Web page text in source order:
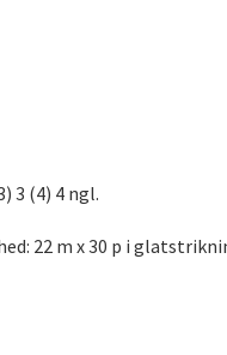
3 (4) 4 ngl.
22 m x 30 p i